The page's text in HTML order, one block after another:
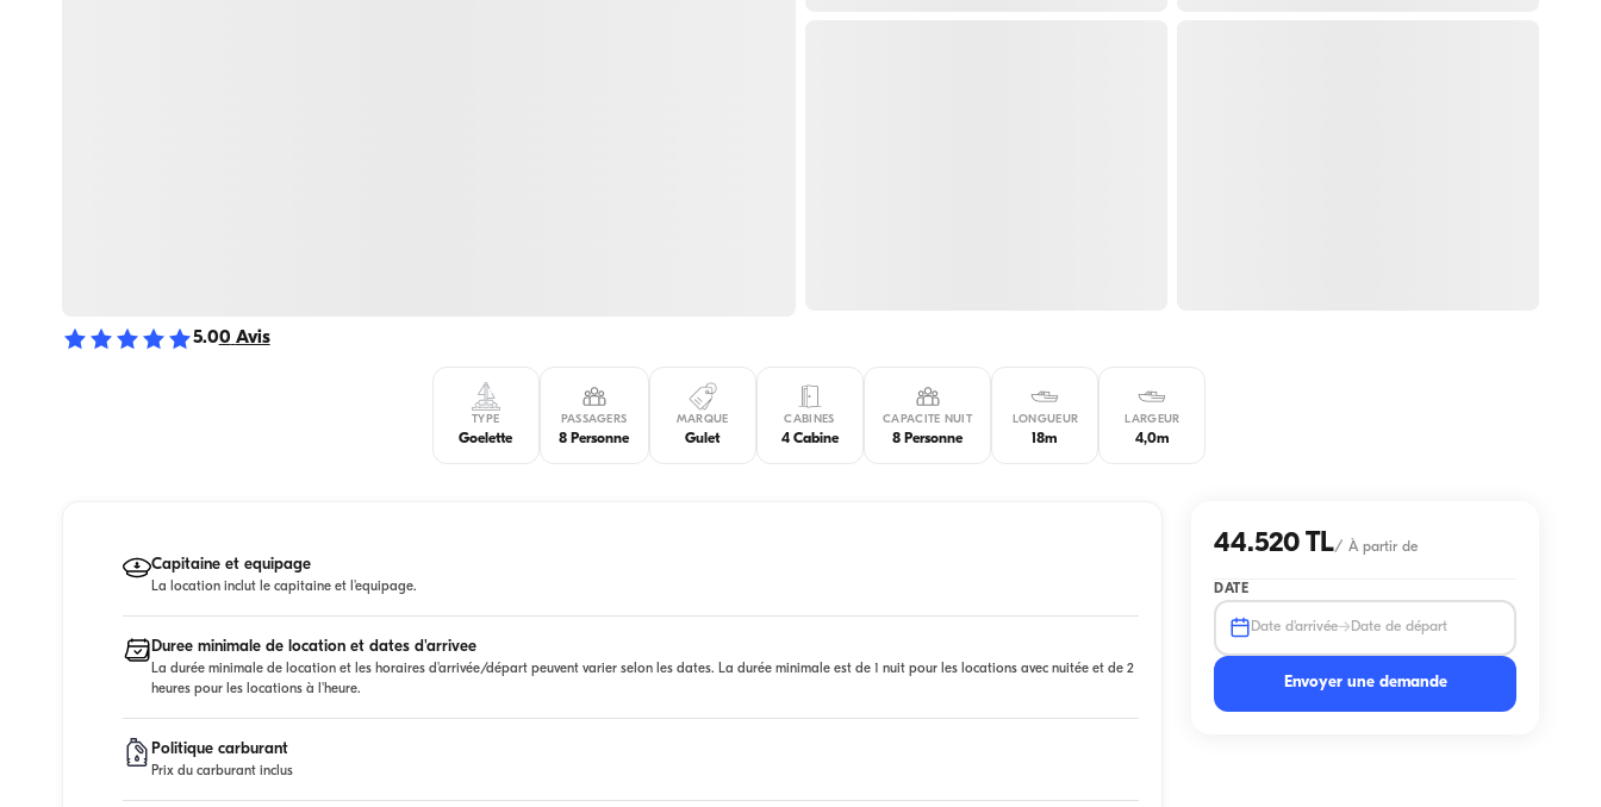
5.00 Avis
TYPE
Goelette
PASSAGERS
8 Personne
MARQUE
Gulet
CABINES
4 Cabine
CAPACITE NUIT
8 Personne
LONGUEUR
18m
LARGEUR
4,0m
Capitaine et equipage
La location inclut le capitaine et l'equipage.
Duree minimale de location et dates d'arrivee
La durée minimale de location et les horaires d'arrivée/départ peuvent varier selon les dates. La durée minimale est de 1 nuit pour les locations avec nuitée et de 2
heures pour les locations à l'heure.
Politique carburant
Prix du carburant inclus
44.520 TL/ À partir de
DATE
Date d'arrivée→ Date de départ
Envoyer une demande